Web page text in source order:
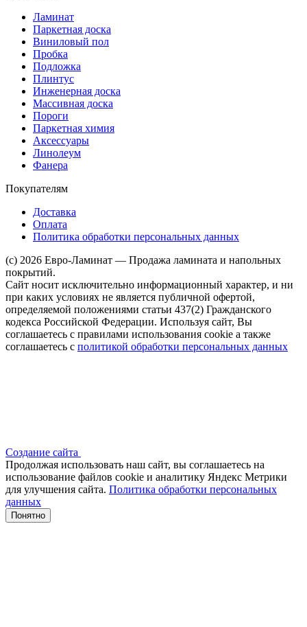
Ламинат
Паркетная доска
Виниловый пол
Пробка
Подложка
Плинтус
Инженерная доска
Массивная доска
Пороги
Паркетная химия
Аксессуары
Линолеум
Фанера
Покупателям
Доставка
Оплата
Политика обработки персональных данных
(c) 2026 Евро-Ламинат — Продажа ламината и напольных
покрытий.
Сайт носит исключительно информационный характер, и ни
при каких условиях не является публичной офертой,
определяемой положениями статьи 437(2) Гражданского
кодекса Российской Федерации. Используя сайт, Вы
соглашаетесь с правилами использования cookie а также
соглашаетесь с политикой обработки персональных данных
Создание сайта
Продолжая использовать наш сайт, вы соглашаетесь на
использование файлов сооkіе и аналитику Яндекс Метрики
для улучшения сайта. Политика обработки персональных
данных
Понятно